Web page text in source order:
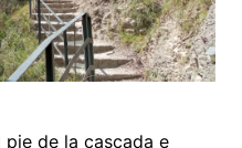
pie de la cascada e